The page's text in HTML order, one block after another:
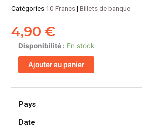
Catégories 10 Francs|Billets de banque
4,90€
Disponibilité : En stock
quantité
de
FRANCE
de
Mineur
Ajouter au panier
Pays
Date